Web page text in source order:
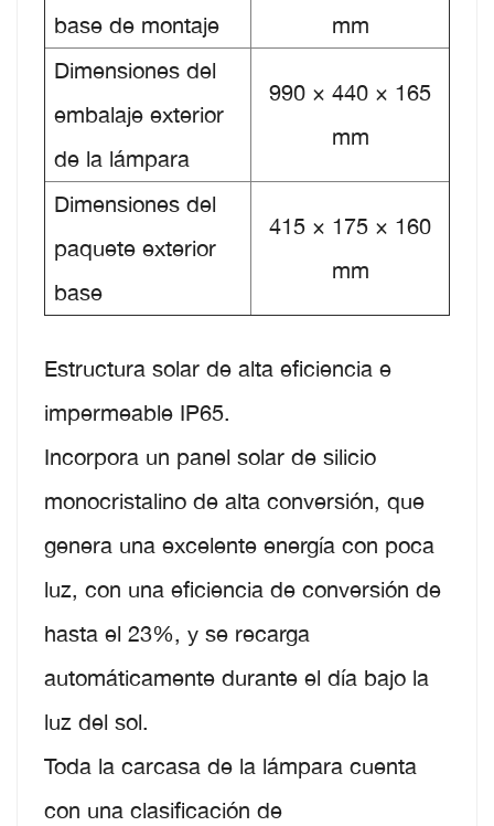
base de montaje
mm
Dimensiones del
embalaje exterior
de la lámpara
990 × 440 × 165
mm
Dimensiones del
paquete exterior
base
415 × 175 × 160
mm
Estructura solar de alta eficiencia e
impermeable IP65.
Incorpora un panel solar de silicio
monocristalino de alta conversión, que
genera una excelente energía con poca
luz, con una eficiencia de conversión de
hasta el 23%, y se recarga
automáticamente durante el día bajo la
luz del sol.
Toda la carcasa de la lámpara cuenta
con una clasificación de